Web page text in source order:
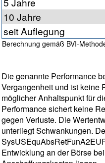
10 Jahre
seit Auflegung
Berechnung gemäß BVI-
Die genannte Performance
Vergangenheit und ist keine
möglicher Anhaltspunkt für
Performance sichert keine
gegen Verluste. Die
unterliegt Schwankungen.
Entwicklung an der Börse